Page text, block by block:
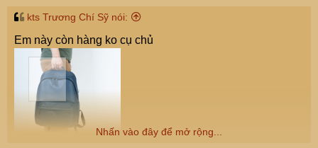
kts Trương Chí Sỹ nói:
Em này còn hàng ko cụ chủ
Nhấn vào đây để mở rộng...